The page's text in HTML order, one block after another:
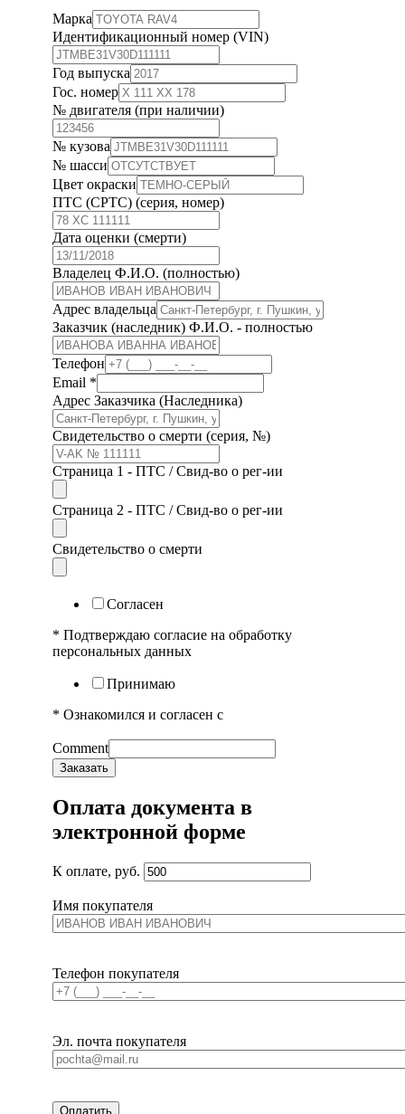
Марка
Идентификационный номер (VIN)
Год выпуска
Гос. номер
№ двигателя (при наличии)
№ кузова
№ шасси
Цвет окраски
ПТС (СРТС) (серия, номер)
Дата оценки (смерти)
Владелец Ф.И.О. (полностью)
Адрес владельца
Заказчик (наследник) Ф.И.О. - полностью
Телефон
Email *
Адрес Заказчика (Наследника)
Свидетельство о смерти (серия, №)
Страница 1 - ПТС / Свид-во о рег-ии
Страница 2 - ПТС / Свид-во о рег-ии
Свидетельство о смерти
Согласен
* Подтверждаю согласие на обработку
персональных данных
Принимаю
* Ознакомился и согласен с
Comment
Заказать
Оплата документа в
электронной форме
К оплате, руб.
Имя покупателя
Телефон покупателя
Эл. почта покупателя